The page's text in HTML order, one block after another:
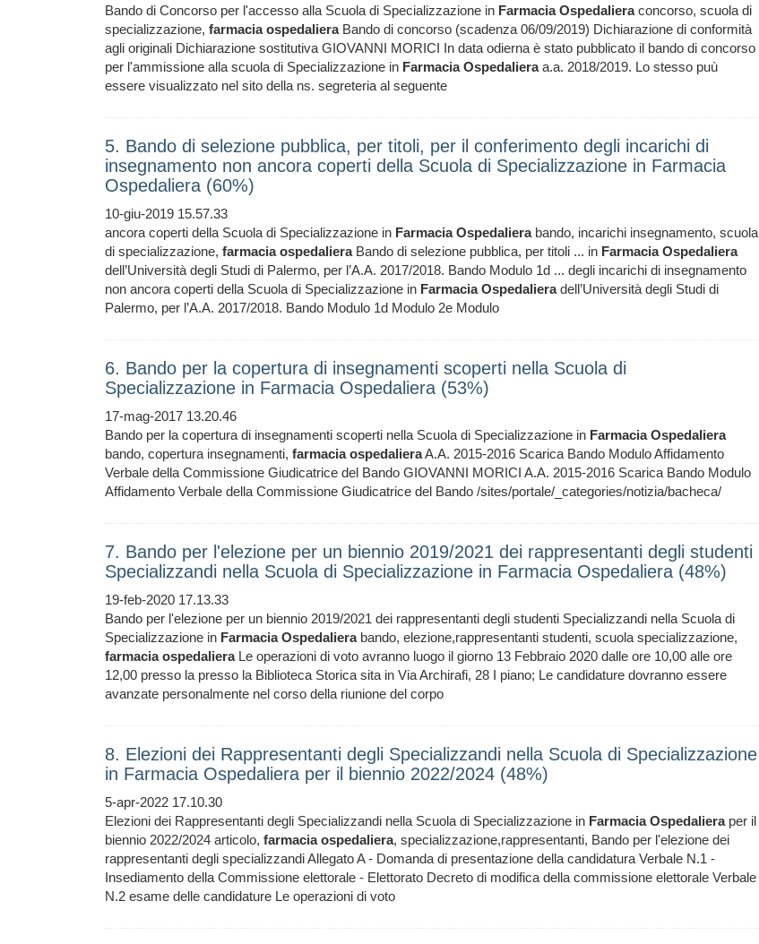
Bando di Concorso per l'accesso alla Scuola di Specializzazione in Farmacia Ospedalieraconcorso, scuola di
specializzazione, farmacia ospedalieraBando di concorso (scadenza 06/09/2019) Dichiarazione di conformità
agli originali Dichiarazione sostitutiva GIOVANNI MORICI In data odierna è stato pubblicato il bando di concorso
per l'ammissione alla scuola di Specializzazione in Farmacia Ospedalieraa.a. 2018/2019. Lo stesso puù
essere visualizzato nel sito della ns. segreteria al seguente
5. Bando di selezione pubblica, per titoli, per il conferimento degli incarichi di
insegnamento non ancora coperti della Scuola di Specializzazione in Farmacia
Ospedaliera (60%)
10-giu-2019 15.57.33
ancora coperti della Scuola di Specializzazione in Farmacia Ospedalierabando, incarichi insegnamento, scuola
di specializzazione, farmacia ospedalieraBando di selezione pubblica, per titoli ... in Farmacia Ospedaliera
dell’Università degli Studi di Palermo, per l’A.A. 2017/2018. Bando Modulo 1d ... degli incarichi di insegnamento
non ancora coperti della Scuola di Specializzazione in Farmacia Ospedalieradell’Università degli Studi di
Palermo, per l’A.A. 2017/2018. Bando Modulo 1d Modulo 2e Modulo
6. Bando per la copertura di insegnamenti scoperti nella Scuola di
Specializzazione in Farmacia Ospedaliera (53%)
17-mag-2017 13.20.46
Bando per la copertura di insegnamenti scoperti nella Scuola di Specializzazione in Farmacia Ospedaliera
bando, copertura insegnamenti, farmacia ospedalieraA.A. 2015-2016 Scarica Bando Modulo Affidamento
Verbale della Commissione Giudicatrice del Bando GIOVANNI MORICI A.A. 2015-2016 Scarica Bando Modulo
Affidamento Verbale della Commissione Giudicatrice del Bando /sites/portale/_categories/notizia/bacheca/
7. Bando per l'elezione per un biennio 2019/2021 dei rappresentanti degli studenti
Specializzandi nella Scuola di Specializzazione in Farmacia Ospedaliera (48%)
19-feb-2020 17.13.33
Bando per l'elezione per un biennio 2019/2021 dei rappresentanti degli studenti Specializzandi nella Scuola di
Specializzazione in Farmacia Ospedalierabando, elezione,rappresentanti studenti, scuola specializzazione,
farmacia ospedalieraLe operazioni di voto avranno luogo il giorno 13 Febbraio 2020 dalle ore 10,00 alle ore
12,00 presso la presso la Biblioteca Storica sita in Via Archirafi, 28 I piano; Le candidature dovranno essere
avanzate personalmente nel corso della riunione del corpo
8. Elezioni dei Rappresentanti degli Specializzandi nella Scuola di Specializzazione
in Farmacia Ospedaliera per il biennio 2022/2024 (48%)
5-apr-2022 17.10.30
Elezioni dei Rappresentanti degli Specializzandi nella Scuola di Specializzazione in Farmacia Ospedalieraper il
biennio 2022/2024 articolo, farmacia ospedaliera, specializzazione,rappresentanti, Bando per l'elezione dei
rappresentanti degli specializzandi Allegato A - Domanda di presentazione della candidatura Verbale N.1 -
Insediamento della Commissione elettorale - Elettorato Decreto di modifica della commissione elettorale Verbale
N.2 esame delle candidature Le operazioni di voto